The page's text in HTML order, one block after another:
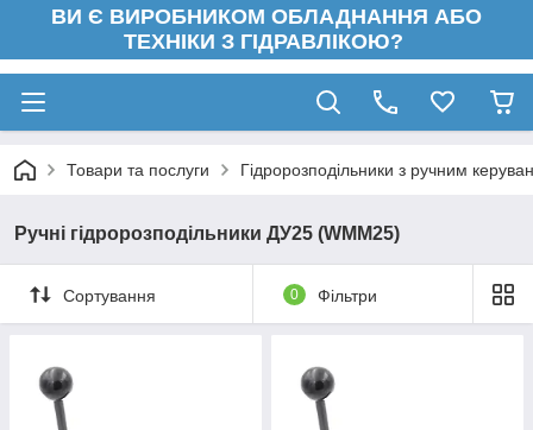
ВИ Є ВИРОБНИКОМ ОБЛАДНАННЯ АБО
ТЕХНІКИ З ГІДРАВЛІКОЮ?
Товари та послуги Гідророзподільники з ручним
Ручні гідророзподільники ДУ25 (WMM25)
Сортування 0 Фільтри